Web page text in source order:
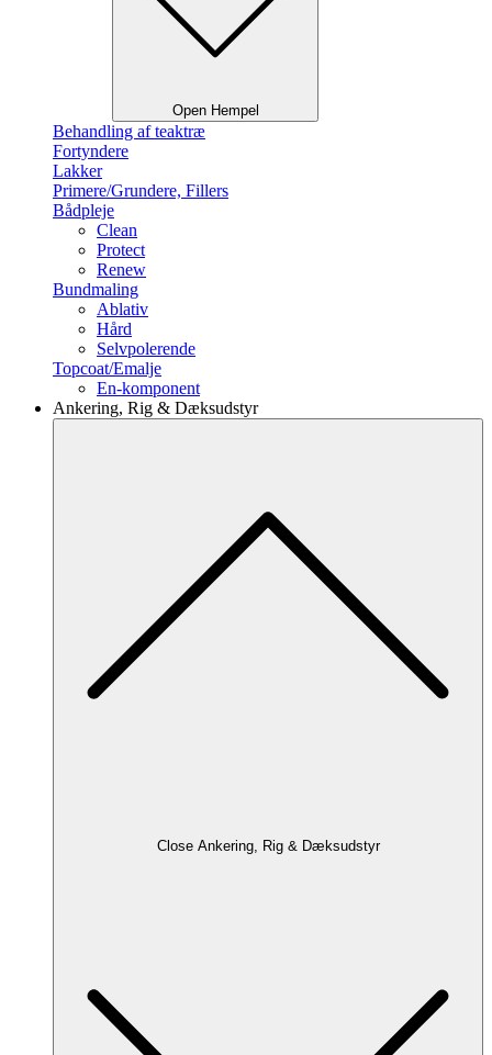
Open Hempel
Behandling af teaktræ
Fortyndere
Lakker
Primere/Grundere, Fillers
Bådpleje
Clean
Protect
Renew
Bundmaling
Ablativ
Hård
Selvpolerende
Topcoat/Emalje
En-komponent
Ankering, Rig & Dæksudstyr
Close Ankering, Rig & Dæksudstyr